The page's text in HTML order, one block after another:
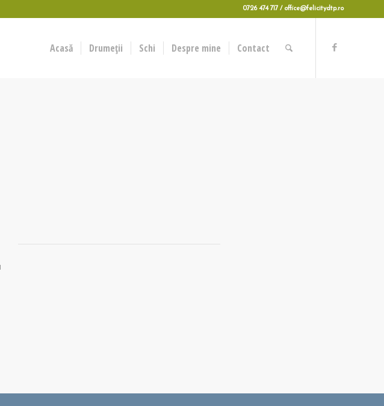
0726 474 717 / office@felicitydtp.ro
Acasă Drumeții Schi Despre mine Contact